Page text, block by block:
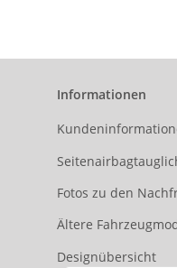
Informationen
Fotos zu den
Ältere
Designübersicht